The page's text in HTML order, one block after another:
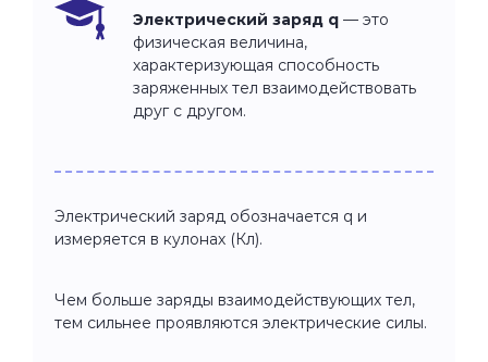
Электрический заряд q — это
физическая величина,
характеризующая способность
заряженных тел взаимодействовать
друг с другом.
Электрический заряд обозначается q и
измеряется в кулонах (Кл).
Чем больше заряды взаимодействующих тел,
тем сильнее проявляются электрические силы.